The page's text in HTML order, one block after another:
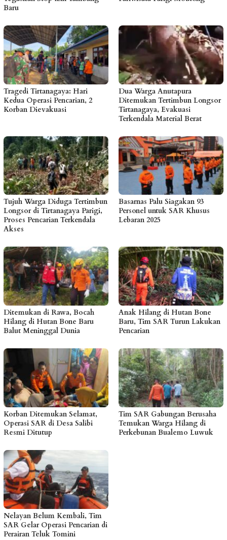
Baru
Tragedi Tirtanagaya: Hari
Kedua Operasi Pencarian, 2
Korban Dievakuasi
Dua Warga Anutapura
Ditemukan Tertimbun Longsor
Tirtanagaya, Evakuasi
Terkendala Material Berat
Tujuh Warga Diduga Tertimbun
Longsor di Tirtanagaya Parigi,
Proses Pencarian Terkendala
Akses
Basarnas Palu Siagakan 93
Personel untuk SAR Khusus
Lebaran 2025
Ditemukan di Rawa, Bocah
Hilang di Hutan Bone Baru
Balut Meninggal Dunia
Anak Hilang di Hutan Bone
Baru, Tim SAR Turun Lakukan
Pencarian
Korban Ditemukan Selamat,
Operasi SAR di Desa Salibi
Resmi Ditutup
Tim SAR Gabungan Berusaha
Temukan Warga Hilang di
Perkebunan Bualemo Luwuk
Nelayan Belum Kembali, Tim
SAR Gelar Operasi Pencarian di
Perairan Teluk Tomini